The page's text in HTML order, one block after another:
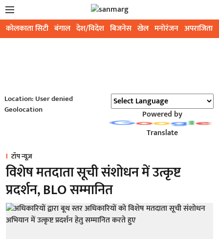
कोलकाता सिटी बंगाल देश/विदेश बिजनेस खेल मनोरंजन अपराजिता
Location: User denied
Geolocation
Powered by
Translate
टॉप न्यूज़
विशेष मतदाता सूची संशोधन में उत्कृष्ट
प्रदर्शन, BLO सम्मानित